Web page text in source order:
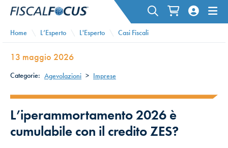
Home L’Esperto L'Esperto Casi Fiscali
13 maggio 2026
Categorie: Agevolazioni > Imprese
L’iperammortamento 2026 è
cumulabile con il credito ZES?